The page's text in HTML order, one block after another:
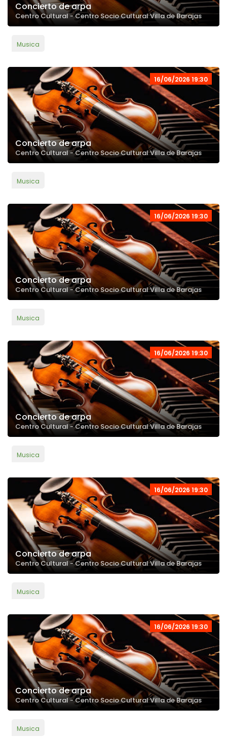
Concierto de arpa
Centro Cultural - Centro Socio Cultural Villa de Barajas
Musica
16/06/2026 19:30
Concierto de arpa
Centro Cultural - Centro Socio Cultural Villa de Barajas
Musica
16/06/2026 19:30
Concierto de arpa
Centro Cultural - Centro Socio Cultural Villa de Barajas
Musica
16/06/2026 19:30
Concierto de arpa
Centro Cultural - Centro Socio Cultural Villa de Barajas
Musica
16/06/2026 19:30
Concierto de arpa
Centro Cultural - Centro Socio Cultural Villa de Barajas
Musica
16/06/2026 19:30
Concierto de arpa
Centro Cultural - Centro Socio Cultural Villa de Barajas
Musica